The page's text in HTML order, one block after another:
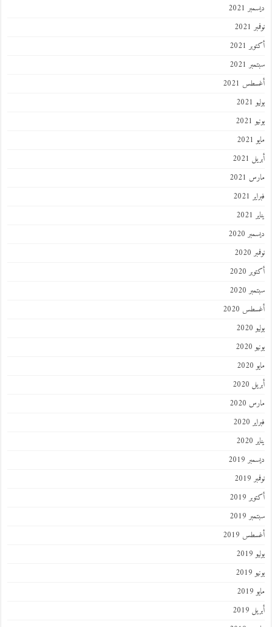
ديسمبر 2021
نوفمبر 2021
أكتوبر 2021
سبتمبر 2021
أغسطس 2021
يوليو 2021
يونيو 2021
مايو 2021
أبريل 2021
مارس 2021
فبراير 2021
يناير 2021
ديسمبر 2020
نوفمبر 2020
أكتوبر 2020
سبتمبر 2020
أغسطس 2020
يوليو 2020
يونيو 2020
مايو 2020
أبريل 2020
مارس 2020
فبراير 2020
يناير 2020
ديسمبر 2019
نوفمبر 2019
أكتوبر 2019
سبتمبر 2019
أغسطس 2019
يوليو 2019
يونيو 2019
مايو 2019
أبريل 2019